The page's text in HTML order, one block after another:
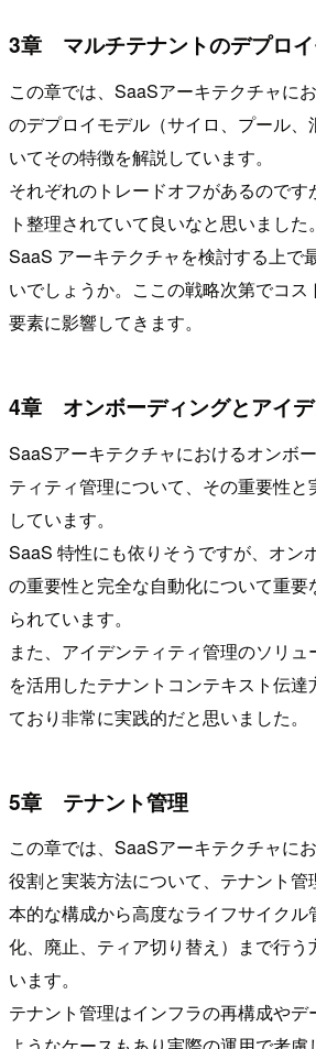
3章 マルチテナントのデプロ
この章では、SaaSアーキテクチャに
のデプロイモデル（サイロ、プール、
いてその特徴を解説しています。
それぞれのトレードオフがあるのです
ト整理されていて良いなと思いました。
SaaS アーキテクチャを検討する上で
いでしょうか。ここの戦略次第でコ
要素に影響してきます。
4章 オンボーディングとアイデ
SaaSアーキテクチャにおけるオンボ
ティティ管理について、その重要性と
しています。
SaaS 特性にも依りそうですが、オン
の重要性と完全な自動化について重
られています。
また、アイデンティティ管理のソリ
を活用したテナントコンテキスト伝
ており非常に実践的だと思いました。
5章 テナント管理
この章では、SaaSアーキテクチャに
役割と実装方法について、テナント管
本的な構成から高度なライフサイクル
化、廃止、ティア切り替え）まで行う
います。
テナント管理はインフラの再構成やデ